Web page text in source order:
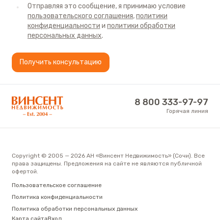
размещается детская площадка, зоны для отдыха
взрослых. Ремонт в апартаментах выполнен
квалифицированными мастерами с
использованием дорогих материалов и
современного оборудования. В оформлении
Представленная квартира прекрасно подойдет
Отправляя это сообщение, я принимаю условие
пользовательского соглашения,политики
конфиденциальности и политики обработки
персональных данных.
Получить консультацию
АН «Винсент Недвижимость» 8 800 333-97-97
Горячая линия
Copyright © 2005 — 2026 АН «Винсент Недвижимость» (Сочи). Все
права защищены. Предложения на сайте не являются публичной
офертой.
Пользовательское соглашение
Политика конфиденциальности
Политика обработки персональных данных